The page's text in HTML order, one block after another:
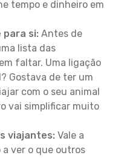
tempo e dinheiro em
para si: Antes de
lista das
faltar. Uma ligação
Gostava de ter um
com o seu animal
vai simplificar muito
viajantes: Vale a
ver o que outros